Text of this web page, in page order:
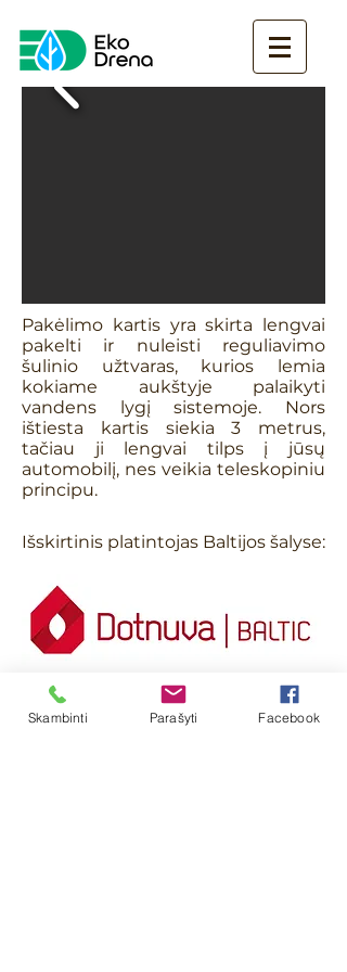
Pakėlimo kartis yra skirta lengvai
pakelti ir nuleisti reguliavimo
šulinio užtvaras, kurios lemia
kokiame aukštyje palaikyti
vandens lygį sistemoje. Nors
ištiesta kartis siekia 3 metrus,
tačiau ji lengvai tilps į jūsų
automobilį, nes veikia teleskopiniu
principu.
Išskirtinis platintojas Baltijos šalyse:
Išskirtinis platintojas Vokietijoje:
Skambinti Parašyti Facebook